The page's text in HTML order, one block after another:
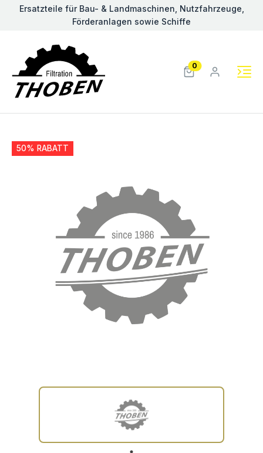
Ersatzteile für Bau- & Landmaschinen, Nutzfahrzeuge,
Förderanlagen sowie Schiffe
0
50% RABATT